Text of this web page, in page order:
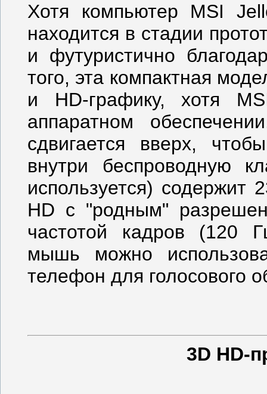
Хотя компьютер MSI
находится в стадии
и футуристично
того, эта компактная
и HD-графику, хотя
аппаратном
сдвигается вверх,
внутри беспроводную
используется) содержит
HD с "родным"
частотой кадров (120
мышь можно
телефон для голосового
3D HD-